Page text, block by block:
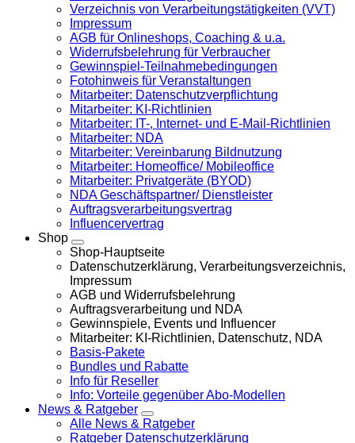
Verzeichnis von Verarbeitungstätigkeiten (VVT)
Impressum
AGB für Onlineshops, Coaching & u.a.
Widerrufsbelehrung für Verbraucher
Gewinnspiel-Teilnahmebedingungen
Fotohinweis für Veranstaltungen
Mitarbeiter: Datenschutzverpflichtung
Mitarbeiter: KI-Richtlinien
Mitarbeiter: IT-, Internet- und E-Mail-Richtlinien
Mitarbeiter: NDA
Mitarbeiter: Vereinbarung Bildnutzung
Mitarbeiter: Homeoffice/ Mobileoffice
Mitarbeiter: Privatgeräte (BYOD)
NDA Geschäftspartner/ Dienstleister
Auftragsverarbeitungsvertrag
Influencervertrag
Shop
Shop-Hauptseite
Datenschutzerklärung, Verarbeitungsverzeichnis,
Impressum
AGB und Widerrufsbelehrung
Auftragsverarbeitung und NDA
Gewinnspiele, Events und Influencer
Mitarbeiter: KI-Richtlinien, Datenschutz, NDA
Basis-Pakete
Bundles und Rabatte
Info für Reseller
Info: Vorteile gegenüber Abo-Modellen
News & Ratgeber
Alle News & Ratgeber
Ratgeber Datenschutzerklärung